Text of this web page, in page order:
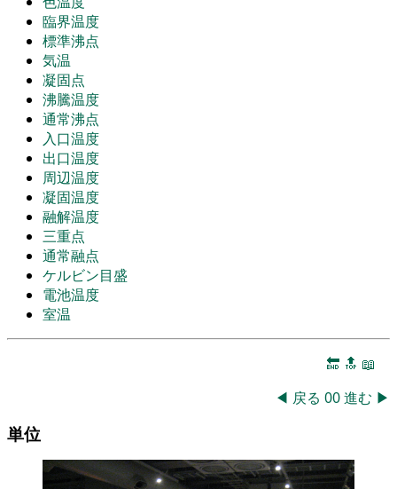
臨界温度
標準沸点
気温
凝固点
沸騰温度
通常沸点
入口温度
出口温度
周辺温度
凝固温度
融解温度
三重点
通常融点
ケルビン目盛
電池温度
室温
🔚 🔝 📖
◀ 戻る 00進む ▶
単位